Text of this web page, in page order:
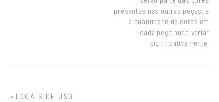
presentes nas outras peças, e
a quantidade de cores em
cada peça pode variar
significativamente.
LOCAIS DE USO